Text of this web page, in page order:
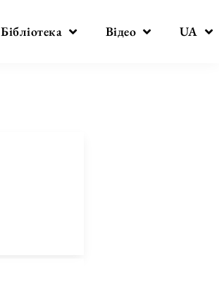
Бібліотека Відео UA